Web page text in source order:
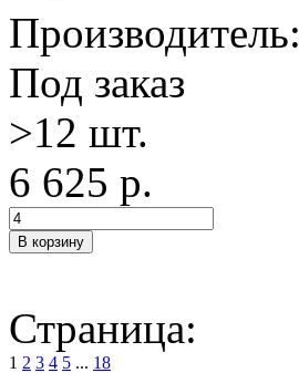
Производитель:
Под заказ
>12 шт.
6 625 р.
Страница:
1 2 3 4 5 ... 18